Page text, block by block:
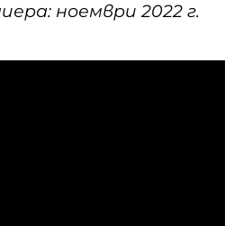
ноември 2022 г.